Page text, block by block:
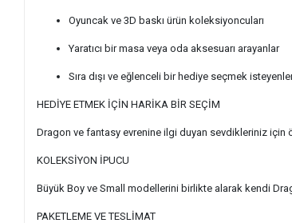
Oyuncak ve 3D baskı ürün koleksiyoncuları
Yaratıcı bir masa veya oda aksesuarı arayanlar
Sıra dışı ve eğlenceli bir hediye seçmek
HEDİYE ETMEK İÇİN HARİKA BİR SEÇİM
Dragon ve fantasy evrenine ilgi duyan sevdikleriniz için
KOLEKSİYON İPUCU
Büyük Boy ve Small modellerini birlikte alarak kendi
PAKETLEME VE TESLİMAT